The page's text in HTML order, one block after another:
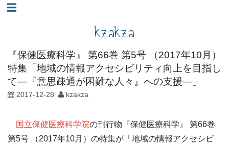
コ☰
kzakza
『保健医療科学』 第66巻 第5号 （2017年10月）
特集「地域の情報アクセシビリティ向上を目指し
て―『意思疎通が困難な人々』への支援―」
2017-12-28 kzakza
国立保健医療科学院の刊行物『保健医療科学』 第66巻
第5号 （2017年10月）の特集が「地域の情報アクセシビ